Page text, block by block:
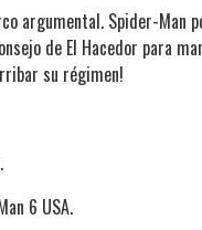
argumental. Spider-Man
de El Hacedor para
su régimen!
6 USA.